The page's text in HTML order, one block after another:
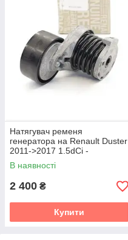
Натягувач ременя
генератора на Renault Duster
2011->2017 1.5dCi -
117501113R
В наявності
2 400 ₴
Купити